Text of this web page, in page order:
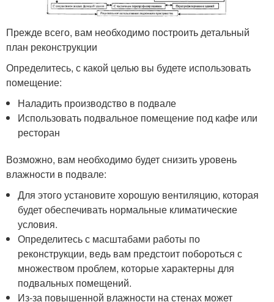
Прежде всего, вам необходимо построить детальный
план реконструкции
Определитесь, с какой целью вы будете использовать
помещение:
Наладить производство в подвале
Использовать подвальное помещение под кафе или
ресторан
Возможно, вам необходимо будет снизить уровень
влажности в подвале:
Для этого установите хорошую вентиляцию, которая
будет обеспечивать нормальные климатические
условия.
Определитесь с масштабами работы по
реконструкции, ведь вам предстоит побороться с
множеством проблем, которые характерны для
подвальных помещений.
Из-за повышенной влажности на стенах может